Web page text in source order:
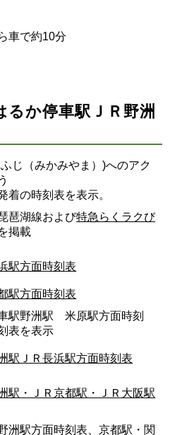
車で約10分
るか停車駅ＪＲ野洲
じ（みかみやま）)へのアク
着の時刻表を表示。
琶湖線および特急らくラクび
掲載
駅方面時刻表
駅方面時刻表
駅野洲駅 米原駅方面時刻
表を表示
駅ＪＲ長浜駅方面時刻表
駅・ＪＲ京都駅・ＪＲ大阪駅
駅方面時刻表、京都駅・関